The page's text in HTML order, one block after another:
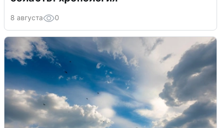
8 августа 0